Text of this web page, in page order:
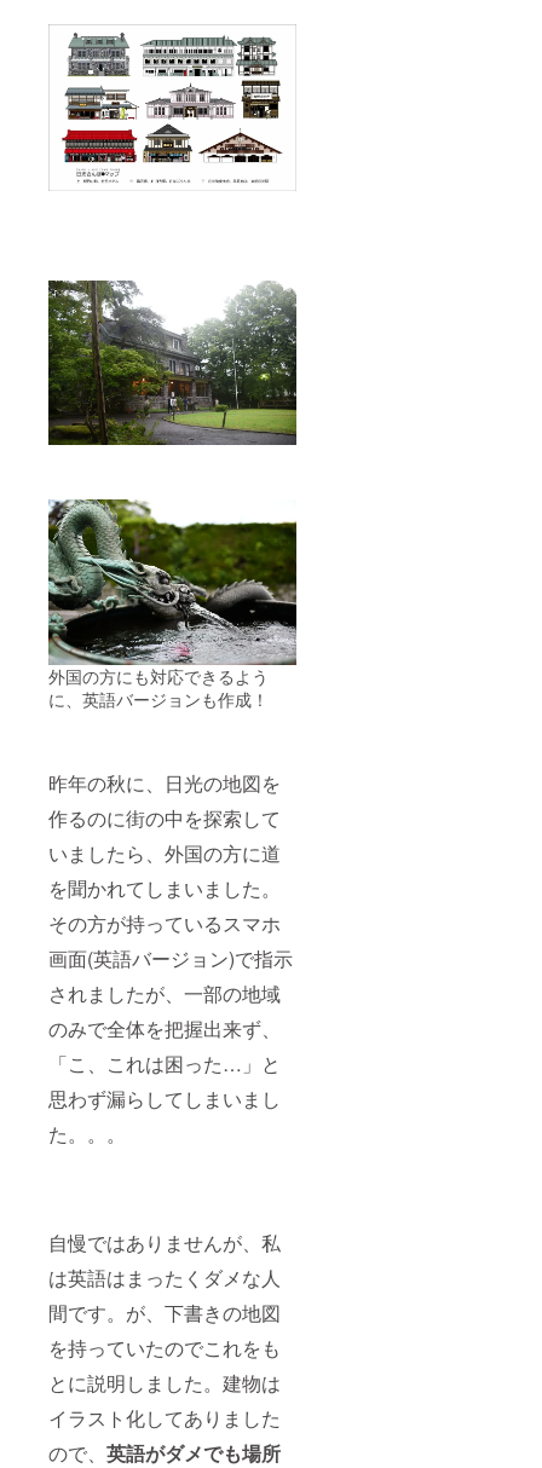
外国の方にも対応できるよう
に、英語バージョンも作成！
昨年の秋に、日光の地図を
作るのに街の中を探索して
いましたら、外国の方に道
を聞かれてしまいました。
その方が持っているスマホ
画面(英語バージョン)で指示
されましたが、一部の地域
のみで全体を把握出来ず、
「こ、これは困った…」と
思わず漏らしてしまいまし
た。。。
自慢ではありませんが、私
は英語はまったくダメな人
間です。が、下書きの地図
を持っていたのでこれをも
とに説明しました。建物は
イラスト化してありました
ので、 英語がダメでも場所